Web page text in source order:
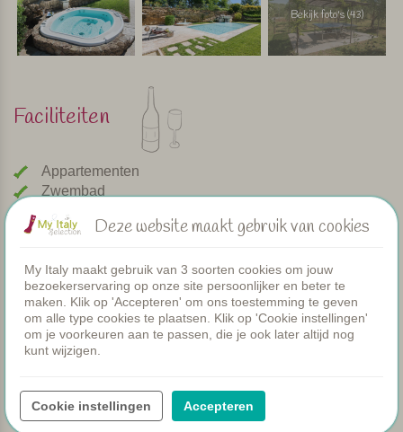
Bekijk foto's (43)
Faciliteiten
Appartementen
Zwembad
Kamers
Gezamenlijke diners
WIFI
Verwarmd zwembad
Ontbijt
Airco
Afwasmachine
Deze website maakt gebruik van cookies
My Italy maakt gebruik van 3 soorten cookies om jouw
bezoekerservaring op onze site persoonlijker en beter te
maken. Klik op 'Accepteren' om ons toestemming te geven
om alle type cookies te plaatsen. Klik op 'Cookie instellingen'
om je voorkeuren aan te passen, die je ook later altijd nog
kunt wijzigen.
Cookie instellingen Accepteren